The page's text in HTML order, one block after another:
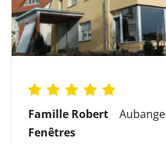
Famille Robert
Aubange
Fenêtres